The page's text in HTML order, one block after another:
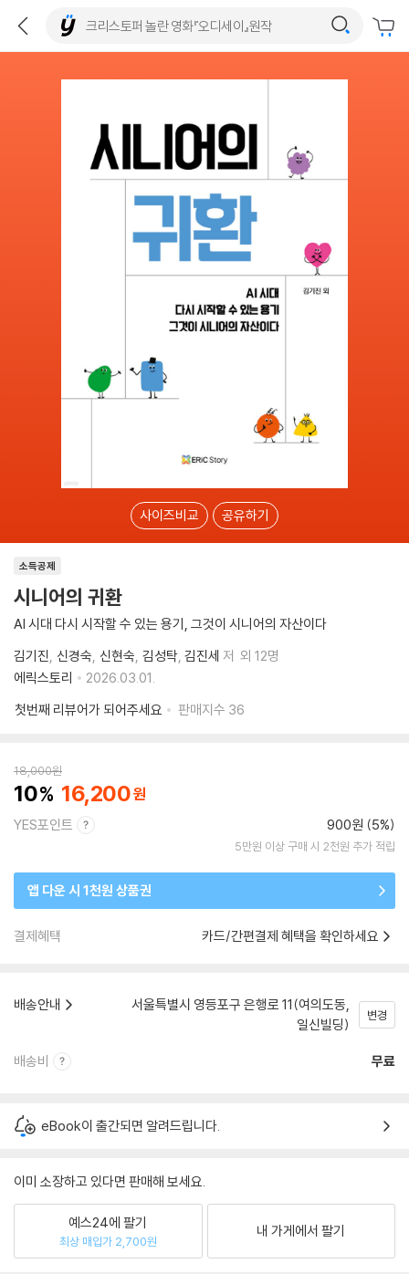
사이즈비교 공유하기
소득공제
시니어의 귀환
AI 시대 다시 시작할 수 있는 용기, 그것이 시니어의 자산이다
김기진 신경숙 신현숙 김성탁 김진세 저 외 12명
에릭스토리
2026.03.01.
첫번째 리뷰어가 되어주세요
판매지수 36
18,000원
10 16,200
YES포인트 900원 (5%)
5만원 이상 구매 시 2천원 추가 적립
앱 다운 시 1천원 상품권
결제혜택 카드/간편결제 혜택을 확인하세요
배송안내
서울특별시 영등포구 은행로 11(여의도동,
일신빌딩)
변경
배송비 무료
eBook이 출간되면 알려드립니다.
이미 소장하고 있다면 판매해 보세요.
예스24에 팔기
최상 매입가 2,700원
내 가게에서 팔기